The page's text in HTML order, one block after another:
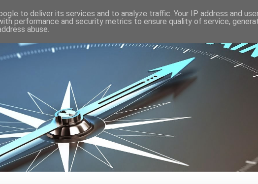
to deliver its services and to analyze traffic. Your IP address and
performance and security metrics to ensure quality of service,
abuse.